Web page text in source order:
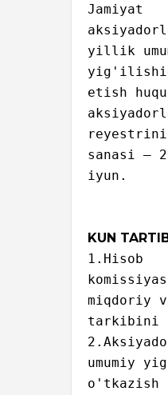
Jamiyat
yillik
etish
sanasi –
iyun.
KUN
1.Hisob
miqdoriy
tarkibini
umumiy
o'tkazish